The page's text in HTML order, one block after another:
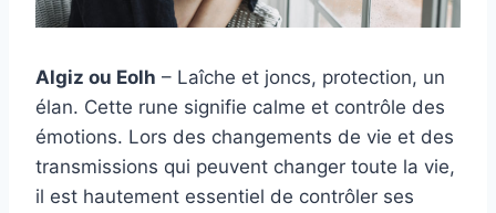
Algiz ou Eolh – Laîche et joncs, protection, un
élan. Cette rune signifie calme et contrôle des
émotions. Lors des changements de vie et des
transmissions qui peuvent changer toute la vie,
il est hautement essentiel de contrôler ses